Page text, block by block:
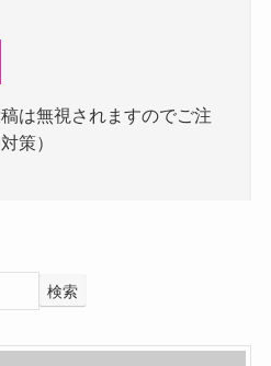
は無視されますのでご注
策）
検索